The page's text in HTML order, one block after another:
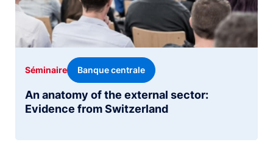
An anatomy of the external sector:
Evidence from Switzerland
Séminaire Banque centrale